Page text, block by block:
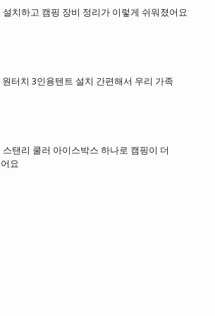
설치하고 캠핑 장비 정리가 이렇게 쉬워졌어요
원터치 3인용텐트 설치 간편해서 우리 가족
스탠리 쿨러 아이스박스 하나로 캠핑이 더
요